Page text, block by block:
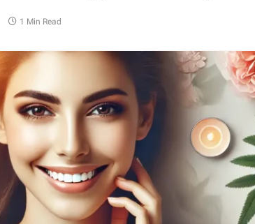
1 Min Read